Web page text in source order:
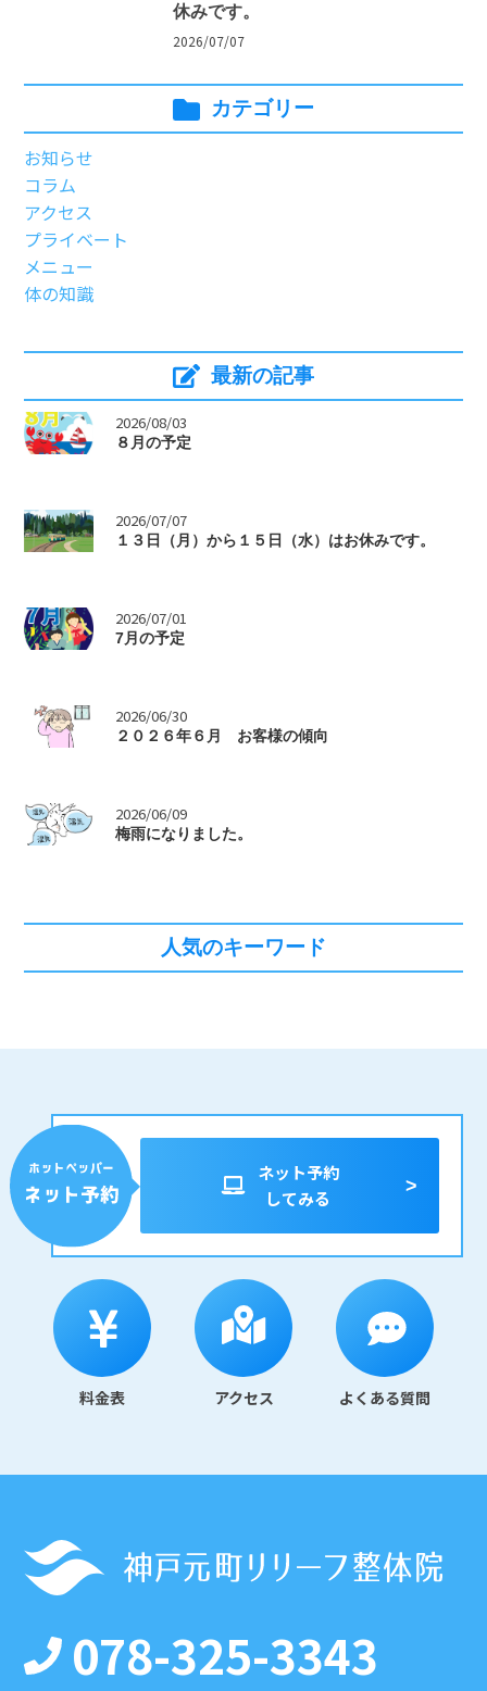
休みです。
2026/07/07
カテゴリー
お知らせ
コラム
アクセス
プライベート
メニュー
体の知識
最新の記事
> 2026/08/03
８月の予定
> 2026/07/07
１３日（月）から１５日（水）はお休みです。
> 2026/07/01
7月の予定
> 2026/06/30
２０２６年６月 お客様の傾向
> 2026/06/09
梅雨になりました。
人気のキーワード
ネット予約
してみる
料金表 アクセス よくある質問
078-325-3343